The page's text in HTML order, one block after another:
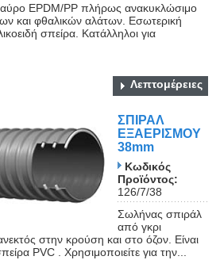
EPDM/PP πλήρως ανακυκλώσιμο
και φθαλικών αλάτων. Εσωτερική
σπείρα. Κατάλληλοι για
Λεπτομέρειες
ΣΠΙΡΑΛ
ΕΞΑΕΡΙΣΜΟΥ
38mm
Κωδικός
Προϊόντος:
126/7/38
Σωλήνας σπιράλ
από γκρι
στην κρούση και στο όζον. Είναι
PVC . Χρησιμοποιείτε για την...